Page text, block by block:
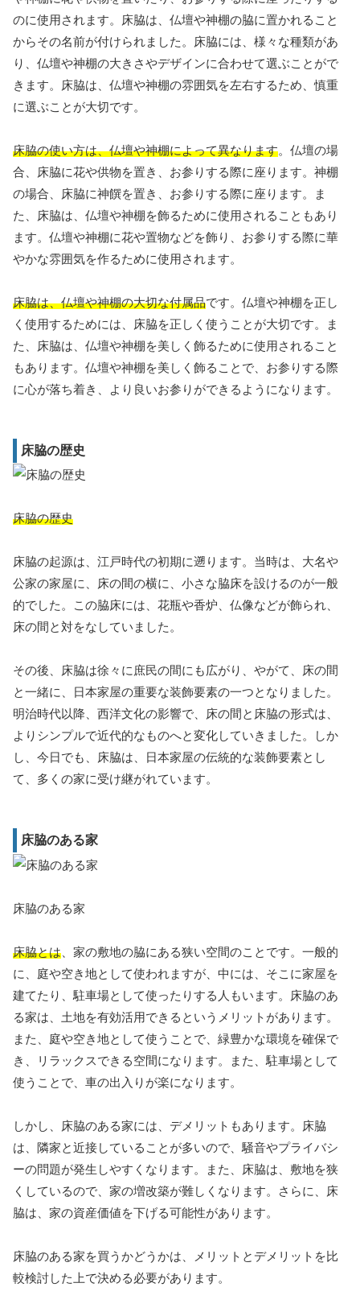
のに使用されます。床脇は、仏壇や神棚の脇に置かれること
からその名前が付けられました。床脇には、様々な種類があ
り、仏壇や神棚の大きさやデザインに合わせて選ぶことがで
きます。床脇は、仏壇や神棚の雰囲気を左右するため、慎重
に選ぶことが大切です。
床脇の使い方は、仏壇や神棚によって異なります。仏壇の場
合、床脇に花や供物を置き、お参りする際に座ります。神棚
の場合、床脇に神饌を置き、お参りする際に座ります。ま
た、床脇は、仏壇や神棚を飾るために使用されることもあり
ます。仏壇や神棚に花や置物などを飾り、お参りする際に華
やかな雰囲気を作るために使用されます。
床脇は、仏壇や神棚の大切な付属品です。仏壇や神棚を正し
く使用するためには、床脇を正しく使うことが大切です。ま
た、床脇は、仏壇や神棚を美しく飾るために使用されること
もあります。仏壇や神棚を美しく飾ることで、お参りする際
に心が落ち着き、より良いお参りができるようになります。
床脇の歴史
床脇の歴史
床脇の起源は、江戸時代の初期に遡ります。当時は、大名や
公家の家屋に、床の間の横に、小さな脇床を設けるのが一般
的でした。この脇床には、花瓶や香炉、仏像などが飾られ、
床の間と対をなしていました。
その後、床脇は徐々に庶民の間にも広がり、やがて、床の間
と一緒に、日本家屋の重要な装飾要素の一つとなりました。
明治時代以降、西洋文化の影響で、床の間と床脇の形式は、
よりシンプルで近代的なものへと変化していきました。しか
し、今日でも、床脇は、日本家屋の伝統的な装飾要素とし
て、多くの家に受け継がれています。
床脇のある家
床脇のある家
床脇とは 、家の敷地の脇にある狭い空間のことです。一般的
に、庭や空き地として使われますが、中には、そこに家屋を
建てたり、駐車場として使ったりする人もいます。床脇のあ
る家は、土地を有効活用できるというメリットがあります。
また、庭や空き地として使うことで、緑豊かな環境を確保で
き、リラックスできる空間になります。また、駐車場として
使うことで、車の出入りが楽になります。
しかし、床脇のある家には、デメリットもあります。床脇
は、隣家と近接していることが多いので、騒音やプライバシ
ーの問題が発生しやすくなります。また、床脇は、敷地を狭
くしているので、家の増改築が難しくなります。さらに、床
脇は、家の資産価値を下げる可能性があります。
床脇のある家を買うかどうかは、メリットとデメリットを比
較検討した上で決める必要があります。